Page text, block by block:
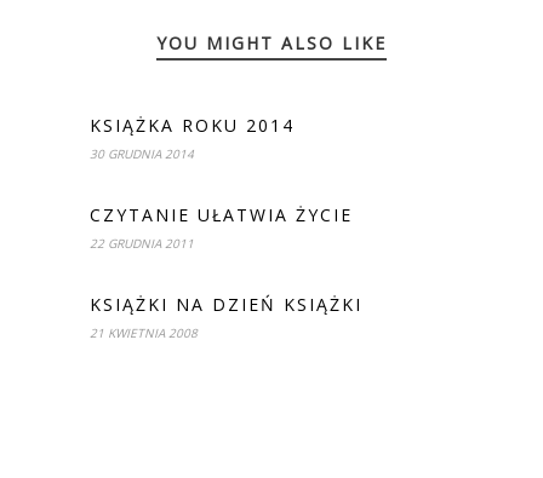
YOU MIGHT ALSO LIKE
KSIĄŻKA ROKU 2014
30 GRUDNIA 2014
CZYTANIE UŁATWIA ŻYCIE
22 GRUDNIA 2011
KSIĄŻKI NA DZIEŃ KSIĄŻKI
21 KWIETNIA 2008